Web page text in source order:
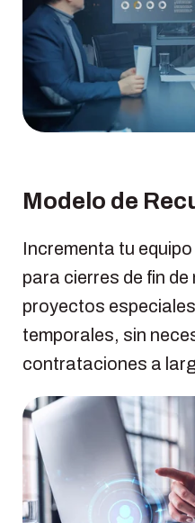
Modelo de
Incrementa tu
para cierres de fin de
proyectos
temporales, sin
contrataciones a